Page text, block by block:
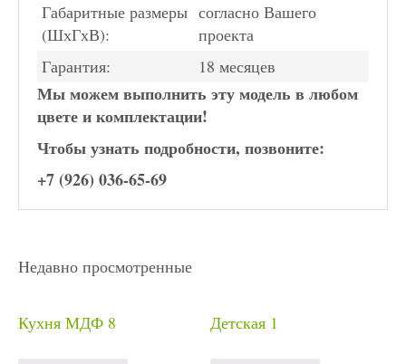
Габаритные размеры
(ШхГхВ):
согласно Вашего
проекта
Гарантия:
18 месяцев
Мы можем выполнить эту модель в любом
цвете и комплектации!
Чтобы узнать подробности, позвоните:
+7 (926) 036-65-69
Недавно просмотренные
Кухня МДФ 8 Детская 1